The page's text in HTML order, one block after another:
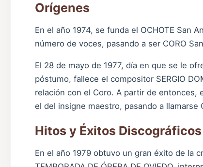
Orígenes
En el año 1974, se funda el OCHOTE San
número de voces, pasando a ser CORO
El 28 de mayo de 1977, día en que se le
póstumo, fallece el compositor SERGIO
relación con el Coro. A partir de entonces,
el del insigne maestro, pasando a llamarse
Hitos y Éxitos Discográficos
En el año 1979 obtuvo un gran éxito de la